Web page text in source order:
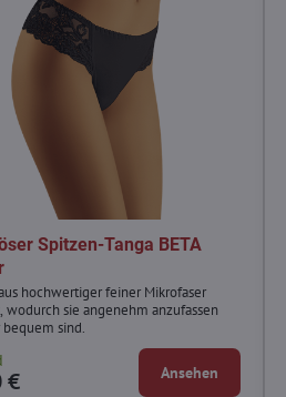
Spitzen-Tanga BETA
hochwertiger feiner Mikrofaser
wodurch sie angenehm anzufassen
bequem sind.
€ Ansehen